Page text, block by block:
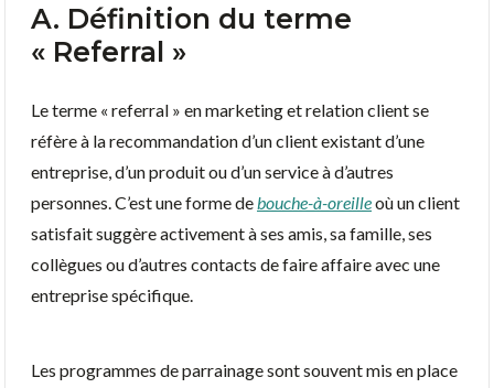
A. Définition du terme
« Referral »
Le terme « referral » en marketing et relation client se
réfère à la recommandation d’un client existant d’une
entreprise, d’un produit ou d’un service à d’autres
personnes. C’est une forme de bouche-à-oreilleoù un client
satisfait suggère activement à ses amis, sa famille, ses
collègues ou d’autres contacts de faire affaire avec une
entreprise spécifique.
Les programmes de parrainage sont souvent mis en place